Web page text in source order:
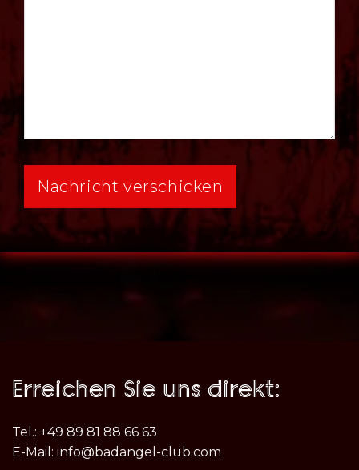
Erreichen Sie uns direkt:
Tel.: +49 89 81 88 66 63
E-Mail: info@badangel-club.com